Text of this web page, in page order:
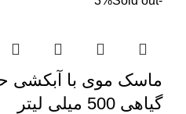
ماسک موی با آبکشی
گیاهی 500 میلی لیتر